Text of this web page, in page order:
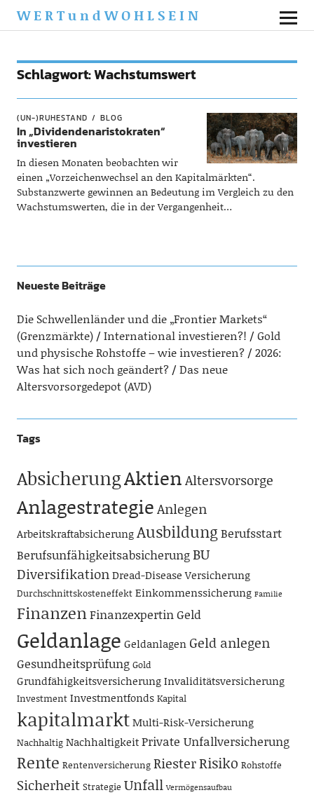
WERTundWOHLSEIN
Schlagwort:Wachstumswert
(UN-)RUHESTAND BLOG
In „Dividendenaristokraten“
investieren
In diesen Monaten beobachten wir
einen „Vorzeichenwechsel an den Kapitalmärkten“.
Substanzwerte gewinnen an Bedeutung im Vergleich zu den
Wachstumswerten, die in der Vergangenheit…
Neueste Beiträge
Die Schwellenländer und die „Frontier Markets“
(Grenzmärkte)
International investieren?!
Gold
und physische Rohstoffe – wie investieren?
2026:
Was hat sich noch geändert?
Das neue
Altersvorsorgedepot (AVD)
Tags
AbsicherungAktienAltersvorsorge
AnlagestrategieAnlegen
ArbeitskraftabsicherungAusbildung Berufsstart
BerufsunfähigkeitsabsicherungBU
DiversifikationDread-Disease Versicherung
Durchschnittskosteneffekt Einkommenssicherung Familie
FinanzenFinanzexpertinGeld
Geldanlage Geldanlagen Geld anlegen
Gesundheitsprüfung Gold
GrundfähigkeitsversicherungInvaliditätsversicherung
Investment Investmentfonds Kapital
kapitalmarktMulti-Risk-Versicherung
Nachhaltig NachhaltigkeitPrivate Unfallversicherung
Rente Rentenversicherung RiesterRisiko Rohstoffe
Sicherheit Strategie Unfall Vermögensaufbau